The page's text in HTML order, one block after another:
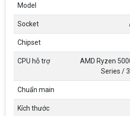
Model
Socket
Chipset
CPU hỗ trợ
AMD Ryzen
Series /
Chuẩn main
Kích thước